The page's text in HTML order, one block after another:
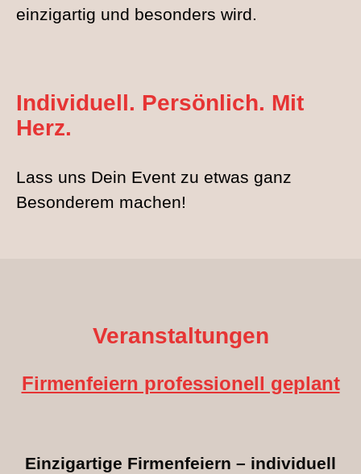
einzigartig und besonders wird.
Individuell. Persönlich. Mit
Herz.
Lass uns Dein Event zu etwas ganz
Besonderem machen!
Veranstaltungen
Firmenfeiern professionell geplant
Einzigartige Firmenfeiern – individuell